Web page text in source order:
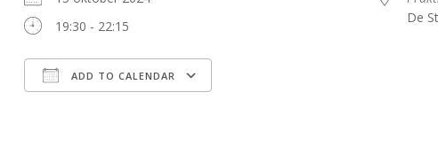
19:30 - 22:15
ADD TO CALENDAR
De